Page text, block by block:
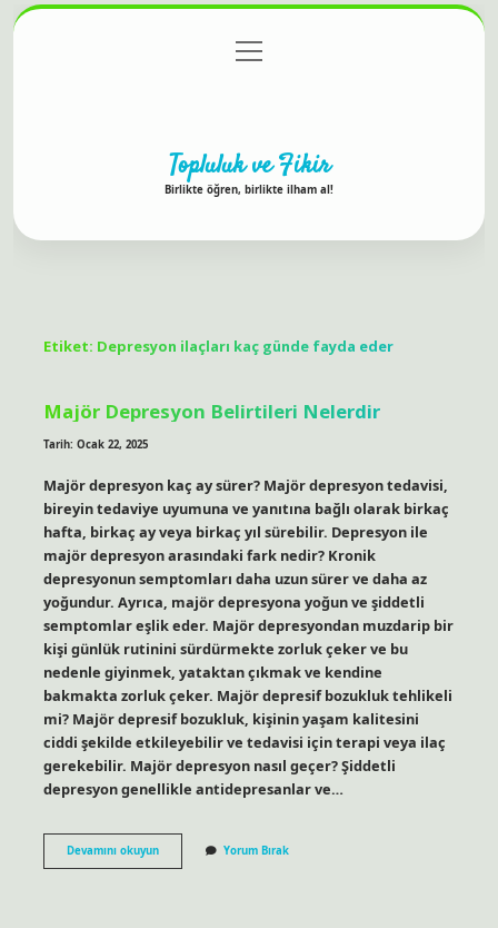
Gizlilik Politikası
menüyü
aç
Topluluk ve Fikir
Birlikte öğren, birlikte ilham al!
Etiket: Depresyon ilaçları kaç günde fayda eder
Majör Depresyon Belirtileri Nelerdir
Tarih: Ocak 22, 2025
Majör depresyon kaç ay sürer? Majör depresyon tedavisi,
bireyin tedaviye uyumuna ve yanıtına bağlı olarak birkaç
hafta, birkaç ay veya birkaç yıl sürebilir. Depresyon ile
majör depresyon arasındaki fark nedir? Kronik
depresyonun semptomları daha uzun sürer ve daha az
yoğundur. Ayrıca, majör depresyona yoğun ve şiddetli
semptomlar eşlik eder. Majör depresyondan muzdarip bir
kişi günlük rutinini sürdürmekte zorluk çeker ve bu
nedenle giyinmek, yataktan çıkmak ve kendine
bakmakta zorluk çeker. Majör depresif bozukluk tehlikeli
mi? Majör depresif bozukluk, kişinin yaşam kalitesini
ciddi şekilde etkileyebilir ve tedavisi için terapi veya ilaç
gerekebilir. Majör depresyon nasıl geçer? Şiddetli
depresyon genellikle antidepresanlar ve…
Devamını okuyunMajör
Depresyon
Yorum Bırak